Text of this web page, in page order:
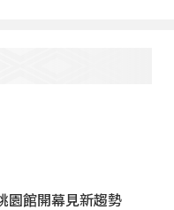
園館開幕見新趨勢